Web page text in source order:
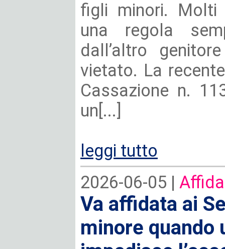
figli minori. Molti
una regola
dall’altro
vietato. La
Cassazione n.
un[...]
leggi tutto
2026-06-05 |
Va affidata ai
minore quando